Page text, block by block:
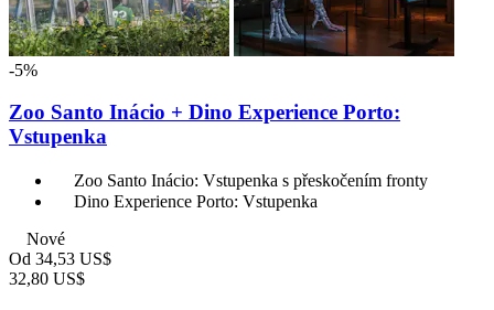
-5%
Zoo Santo Inácio + Dino Experience Porto:
Vstupenka
Zoo Santo Inácio: Vstupenka s přeskočením fronty
Dino Experience Porto: Vstupenka
Nové
Od 34,53 US$
32,80 US$